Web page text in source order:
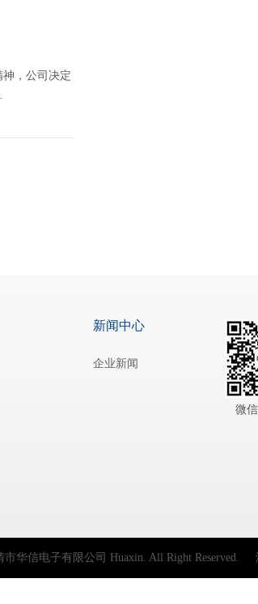
，公司决定
新闻中心
企业新闻
微
市华信电子有限公司 Huaxin. All Right Reserved.